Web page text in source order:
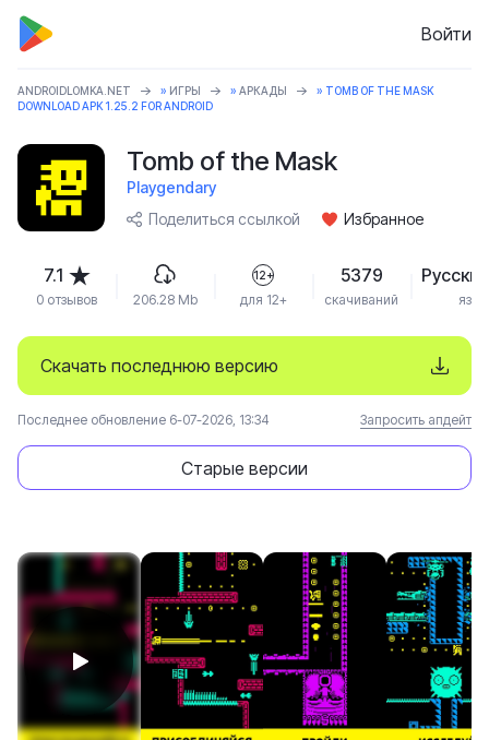
Войти
ANDROIDLOMKA.NET » ИГРЫ » АРКАДЫ
» TOMB OF THE MASK
DOWNLOAD APK 1.25.2 FOR ANDROID
Tomb of the Mask
Playgendary
Поделиться ссылкой
Избранное
Скачать последнюю версию
Старые версии
Последнее обновление 6-07-2026, 13:34 Запросить апдейт
7.1
0 отзывов 206.28 Mb
12+
для 12+
5379
скачиваний
Русский
язык